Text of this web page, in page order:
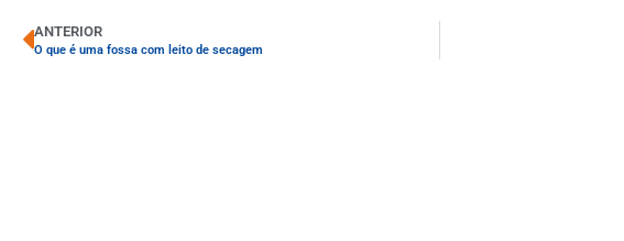
ANTERIOR
O que é uma fossa com leito de secagem